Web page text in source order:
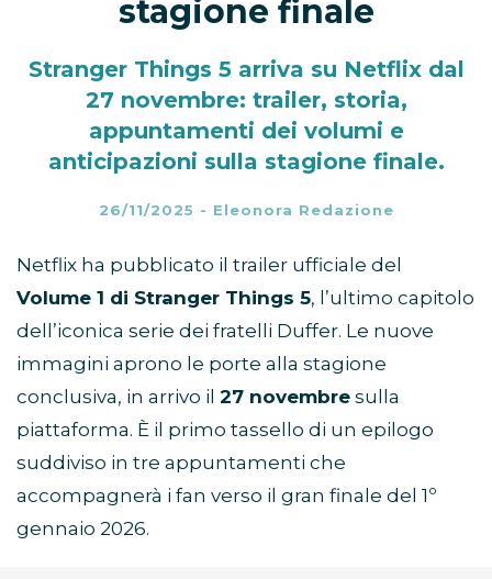
stagione finale
Stranger Things 5 arriva su Netflix dal
27 novembre: trailer, storia,
appuntamenti dei volumi e
anticipazioni sulla stagione finale.
26/11/2025 - Eleonora Redazione
Netflix ha pubblicato il trailer ufficiale del
Volume 1 di Stranger Things 5, l’ultimo capitolo
dell’iconica serie dei fratelli Duffer. Le nuove
immagini aprono le porte alla stagione
conclusiva, in arrivo il 27 novembre sulla
piattaforma. È il primo tassello di un epilogo
suddiviso in tre appuntamenti che
accompagnerà i fan verso il gran finale del 1º
gennaio 2026.